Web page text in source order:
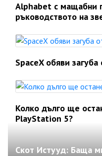
Alphabet с мащабни
ръководството на
SpaceX обяви
Колко дълго ще
PlayStation 5?
Скот Истууд: Баща